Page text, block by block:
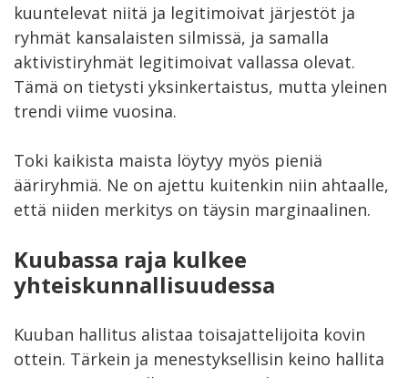
kuuntelevat niitä ja legitimoivat järjestöt ja
ryhmät kansalaisten silmissä, ja samalla
aktivistiryhmät legitimoivat vallassa olevat.
Tämä on tietysti yksinkertaistus, mutta yleinen
trendi viime vuosina.
Toki kaikista maista löytyy myös pieniä
ääriryhmiä. Ne on ajettu kuitenkin niin ahtaalle,
että niiden merkitys on täysin marginaalinen.
Kuubassa raja kulkee
yhteiskunnallisuudessa
Kuuban hallitus alistaa toisajattelijoita kovin
ottein. Tärkein ja menestyksellisin keino hallita